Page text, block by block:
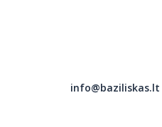
info@baziliskas.lt